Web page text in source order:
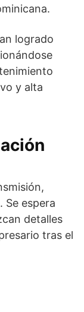
logrado
y alta
Se espera
detalles
tras el